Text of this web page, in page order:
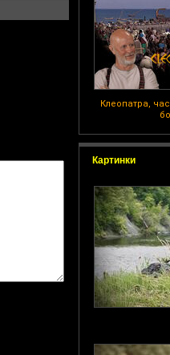
Клеопатра,
Картинки